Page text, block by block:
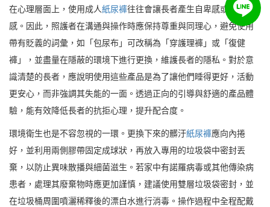
在心理層面上，使用成人紙尿褲往往會讓長者產生自卑感或退化
感。因此，照護者在溝通與操作時應保持尊重與同理心，避免使用
帶有貶義的詞彙，如「包尿布」可改稱為「穿護理褲」或「復健
褲」，並盡量在隱蔽的環境下進行更換，維護長者的隱私。對於意
識清楚的長者，應說明使用這些產品是為了讓他們睡得更好，活動
更安心，而非強調其失能的一面。透過正向的引導與舒適的產品體
驗，能有效降低長者的抗拒心理，提升配合度。
環境衛生也是不容忽視的一環。更換下來的髒汙紙尿褲應向內捲
好，並利用兩側膠帶固定成球狀，再放入專用的垃圾袋中密封丟
棄，以防止異味散播與細菌滋生。若家中有諾羅病毒或其他傳染病
患者，處理其廢棄物時應更加謹慎，建議使用雙層垃圾袋密封，並
在垃圾桶周圍噴灑稀釋後的漂白水進行消毒。操作過程中全程配戴